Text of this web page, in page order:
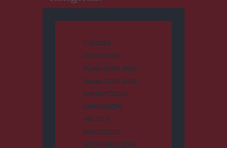
CSÍKSZÉK
DUMA DUBA
DUMA DUBA 2024
DUMA DUBA 2026
GYERGYÓSZÉK
HÁROMSZÉK
HÍRLISTA
MAROSSZÉK
UDVARHELYSZÉK